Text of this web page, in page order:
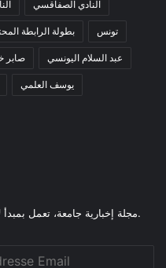
النادي الصفاقسي
بطولة الرابطة تونس
صابر عبد السلام اليونسي
يوسف العلمي
Barcha News مجلة إخبارية جامعة، تعمل بمبدأ لا حياد عن الموضوعية.